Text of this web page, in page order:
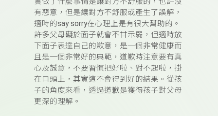
有惡意，但是讓對方不舒服或產生了誤解，
適時的say sorry在心理上是有很大幫助的。
許多父母礙於面子就會不甘示弱，但適時放
下面子表達自己的歉意，是一個非常健康而
且是一個非常好的典範，道歉時注意要有真
心及誠意，不要習慣把好啦、對不起啦，掛
在口頭上，其實這不會得到好的結果。從孩
子的角度來看，透過道歉是獲得孩子對父母
更深的理解。